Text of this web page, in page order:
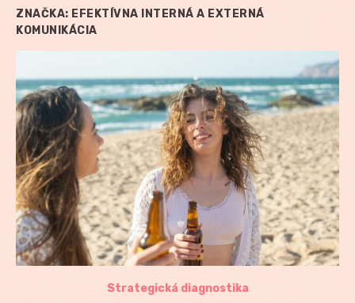
ZNAČKA: EFEKTÍVNA INTERNÁ A EXTERNÁ
KOMUNIKÁCIA
Strategická diagnostika